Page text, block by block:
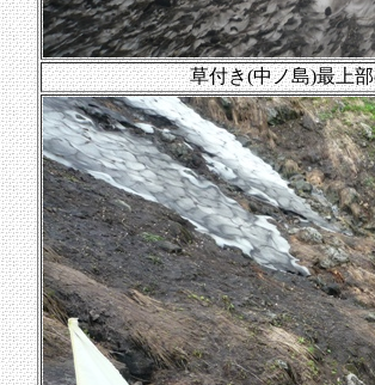
草付き(中ノ島)最上